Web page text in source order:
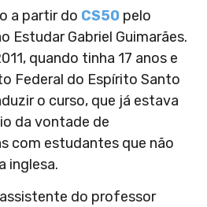
a partir do CS50 pelo
Estudar Gabriel Guimarães.
quando tinha 17 anos e
Federal do Espírito Santo
o curso, que já estava
da vontade de
com estudantes que não
inglesa.
do professor